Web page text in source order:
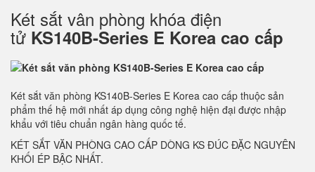
Két sắt vân phòng khóa điện
tử KS140B-Series E Korea cao cấp
Két sắt văn phòng KS140B-Series E Korea cao cấp thuộc sản
phẩm thế hệ mới nhất áp dụng công nghệ hiện đại được nhập
khẩu với tiêu chuẩn ngân hàng quốc tế.
KÉT SẮT VĂN PHÒNG CAO CẤP DÒNG KS ĐÚC ĐẶC NGUYÊN
KHỐI ÉP BẬC NHẤT.